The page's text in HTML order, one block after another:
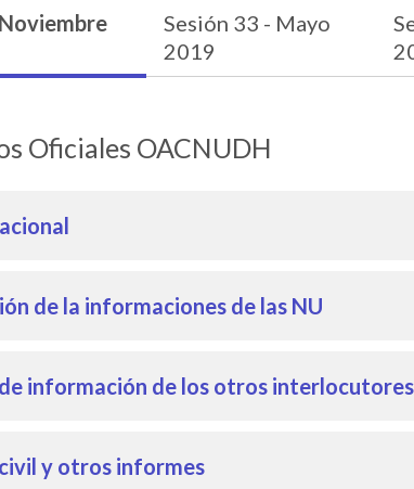
Sesión 33 - Mayo
2019
Oficiales OACNUDH
de la informaciones de las NU
de información de los otros
y otros informes